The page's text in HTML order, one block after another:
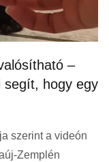
–
segít, hogy egy
szerint a videón
Zemplén